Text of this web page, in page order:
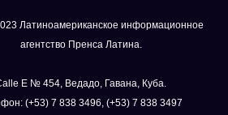
Латиноамериканское информационное
агентство Пренса Латина.
E № 454, Ведадо, Гавана, Куба.
(+53) 7 838 3496, (+53) 7 838 3497